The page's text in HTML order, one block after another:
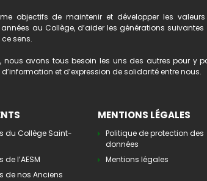
objectifs de maintenir et développer les
au Collège, d’aider les générations suivantes
sens.
nous avons tous besoin les uns des autres pour y
et d’expression de solidarité entre nous.
du Collège Saint-
l’AESM
de nos Anciens
MENTIONS LÉGALES
Politique de protection des
données
Mentions légales